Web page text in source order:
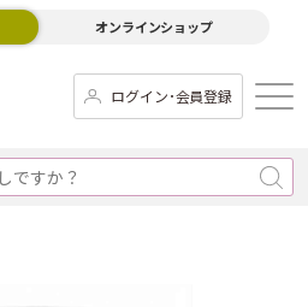
オンラインショップ
ログイン･会員登録